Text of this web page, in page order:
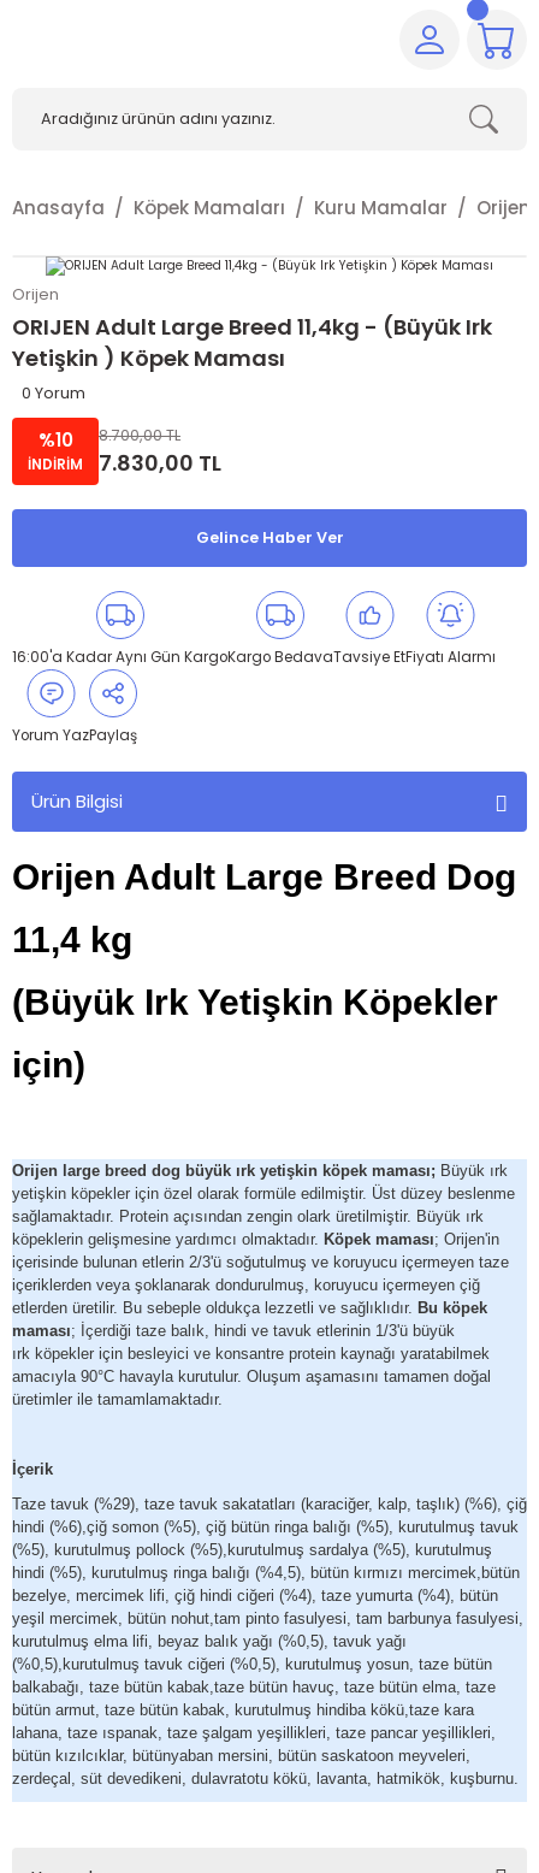
Anasayfa Köpek Mamaları Kuru Mamalar Orijen
Orijen
ORIJEN Adult Large Breed 11,4kg - (Büyük Irk
Yetişkin ) Köpek Maması
0 Yorum
%10
İNDİRİM
8.700,00 TL
7.830,00 TL
Gelince Haber Ver
16:00'a Kadar Aynı Gün KargoKargo BedavaTavsiye EtFiyatı Alarmı
Yorum YazPaylaş
Ürün Bilgisi
Orijen Adult Large Breed Dog
11,4 kg
(Büyük Irk Yetişkin Köpekler
için)
Orijen large breed dog büyük ırk yetişkin köpek maması; Büyük ırk
yetişkin köpekler için özel olarak formüle edilmiştir. Üst düzey beslenme
sağlamaktadır. Protein açısından zengin olark üretilmiştir. Büyük ırk
köpeklerin gelişmesine yardımcı olmaktadır. Köpek maması; Orijen'in
içerisinde bulunan etlerin 2/3'ü soğutulmuş ve koruyucu içermeyen taze
içeriklerden veya şoklanarak dondurulmuş, koruyucu içermeyen çiğ
etlerden üretilir. Bu sebeple oldukça lezzetli ve sağlıklıdır. Bu köpek
maması; İçerdiği taze balık, hindi ve tavuk etlerinin 1/3'ü büyük
ırk köpekler için besleyici ve konsantre protein kaynağı yaratabilmek
amacıyla 90°C havayla kurutulur. Oluşum aşamasını tamamen doğal
üretimler ile tamamlamaktadır.
İçerik
Taze tavuk (%29), taze tavuk sakatatları (karaciğer, kalp, taşlık) (%6), çiğ
hindi (%6),çiğ somon (%5), çiğ bütün ringa balığı (%5), kurutulmuş tavuk
(%5), kurutulmuş pollock (%5),kurutulmuş sardalya (%5), kurutulmuş
hindi (%5), kurutulmuş ringa balığı (%4,5), bütün kırmızı mercimek,bütün
bezelye, mercimek lifi, çiğ hindi ciğeri (%4), taze yumurta (%4), bütün
yeşil mercimek, bütün nohut,tam pinto fasulyesi, tam barbunya fasulyesi,
kurutulmuş elma lifi, beyaz balık yağı (%0,5), tavuk yağı
(%0,5),kurutulmuş tavuk ciğeri (%0,5), kurutulmuş yosun, taze bütün
balkabağı, taze bütün kabak,taze bütün havuç, taze bütün elma, taze
bütün armut, taze bütün kabak, kurutulmuş hindiba kökü,taze kara
lahana, taze ıspanak, taze şalgam yeşillikleri, taze pancar yeşillikleri,
bütün kızılcıklar, bütünyaban mersini, bütün saskatoon meyveleri,
zerdeçal, süt devedikeni, dulavratotu kökü, lavanta, hatmikök, kuşburnu.